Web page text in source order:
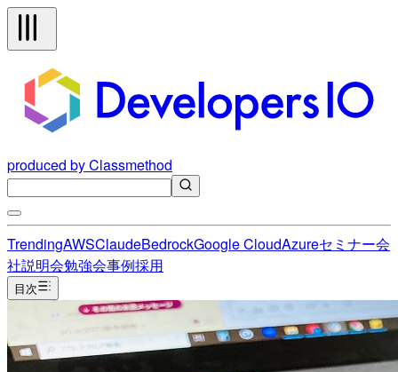
produced by Classmethod
TrendingAWSClaudeBedrockGoogle CloudAzureセミナー会
社説明会勉強会事例採用
目次